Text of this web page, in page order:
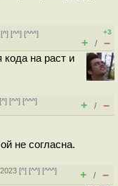
^] [^^] [^^^]
+3
+ / –
кода на раст и
^] [^^] [^^^]
+ / –
не согласна.
[^] [^^] [^^^]
+ / –